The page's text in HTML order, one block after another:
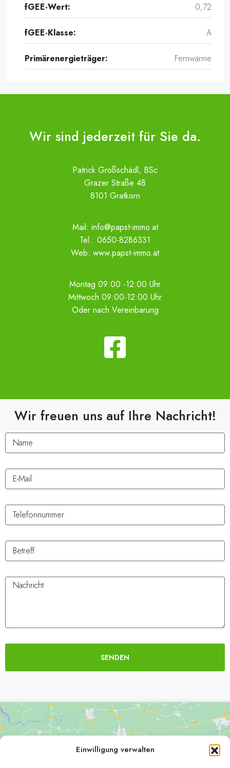
Einwilligung verwalten
fGEE-Wert: 0,72
fGEE-Klasse: A
Primärenergieträger: Fernwärme
Wir sind jederzeit für Sie da.
Patrick Großschädl, BSc
Grazer Straße 48
8101 Gratkorn
Mail: info@papst-immo.at
Tel.: 0650-8286331
Web: www.papst-immo.at
Montag 09:00 -12:00 Uhr
Mittwoch 09:00-12:00 Uhr
Oder nach Vereinbarung
Wir freuen uns auf Ihre Nachricht!
SENDEN